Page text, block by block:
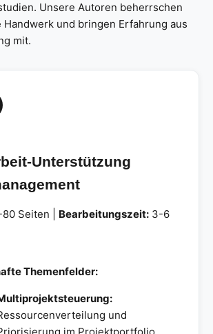
Unsere Autoren beherrschen
Handwerk und bringen Erfahrung aus
mit.
Unterstützung
Seiten | Bearbeitungszeit: 3-6
Themenfelder:
und